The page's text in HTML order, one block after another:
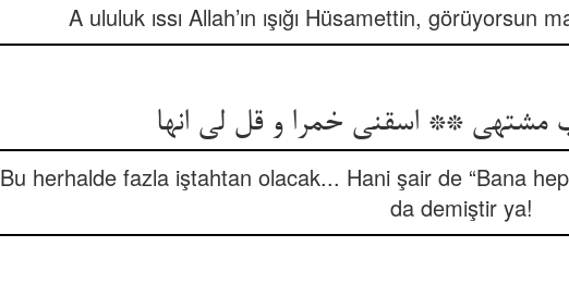
A ululuk ıssı Allah’ın ışığı Hüsamettin,
مشتهی ** اسقنی خمرا و قل لی انها
Bu herhalde fazla iştahtan olacak... Hani şair de “Bana
da demiştir ya!